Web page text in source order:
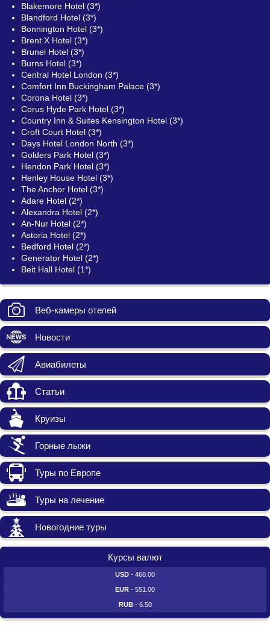
Blakemore Hotel (3*)
Blandford Hotel (3*)
Bonnington Hotel (3*)
Brent X Hotel (3*)
Brunel Hotel (3*)
Burns Hotel (3*)
Central Hotel London (3*)
Comfort Inn Buckingham Palace (3*)
Corona Hotel (3*)
Corus Hyde Park Hotel (3*)
Country Inn & Suites Kensington Hotel (3*)
Croft Court Hotel (3*)
Days Hotel London North (3*)
Golders Park Hotel (3*)
Hendon Park Hotel (3*)
Henley House Hotel (3*)
The Anchor Hotel (3*)
Adare Hotel (2*)
Alexandra Hotel (2*)
An-Nur Hotel (2*)
Astoria Hotel (2*)
Bedford Hotel (2*)
Generator Hotel (2*)
Beit Hall Hotel (1*)
Веб-камеры отелей
Новости
Авиабилеты
Статьи
Круизы
Горные лыжи
Туры по Европе
Туры на лечение
Новогодние туры
Курсы валют
USD - 468.00
EUR - 551.00
RUB- 6.50